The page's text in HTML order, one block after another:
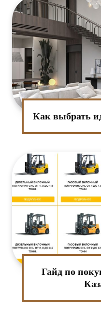
Как выбрать
Гайд по